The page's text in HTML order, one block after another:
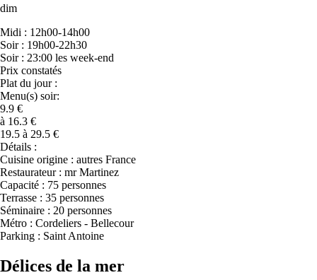
dim
Midi : 12h00-14h00
Soir : 19h00-22h30
Soir : 23:00 les week-end
Prix constatés
Plat du jour :
Menu(s) soir:
9.9 €
à 16.3 €
19.5 à 29.5 €
Détails :
Cuisine origine : autres France
Restaurateur : mr Martinez
Capacité : 75 personnes
Terrasse : 35 personnes
Séminaire : 20 personnes
Métro : Cordeliers - Bellecour
Parking : Saint Antoine
Délices de la mer